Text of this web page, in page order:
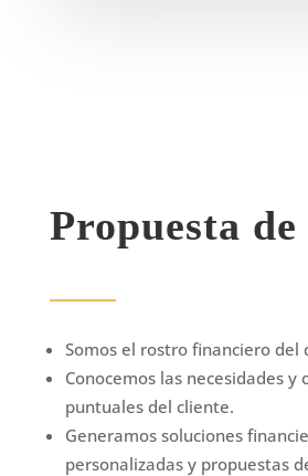
Propuesta
Somos el rostro financiero del
Conocemos las necesidades y
puntuales del cliente.
Generamos soluciones
personalizadas y propuestas